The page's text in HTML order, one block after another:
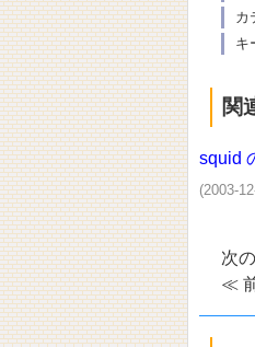
カ
キ
関
squid
(2003-
次
≪